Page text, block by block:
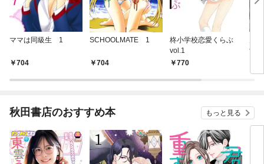
ママは同級生 1
704
SCHOOLMATE 1
704
柊小学校恋愛くらぶ
vol.1
770
女
秋田書店のおすすめ本 もっと見る